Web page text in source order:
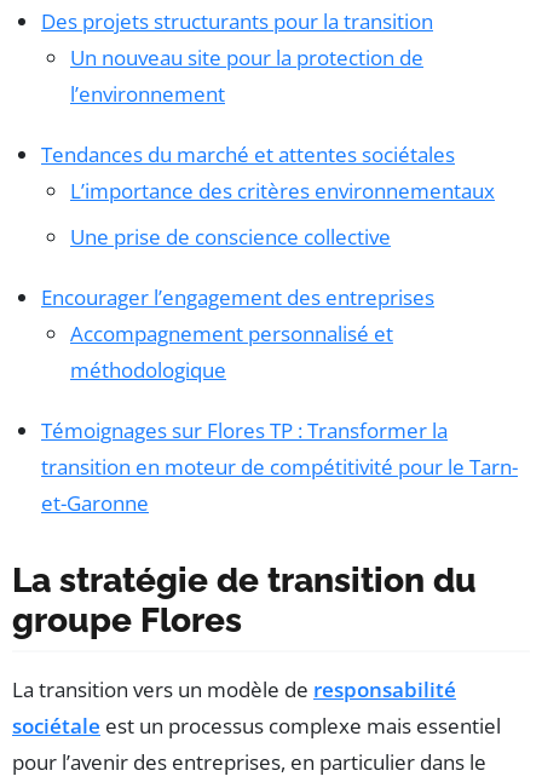
Des projets structurants pour la transition
Un nouveau site pour la protection de
l’environnement
Tendances du marché et attentes sociétales
L’importance des critères environnementaux
Une prise de conscience collective
Encourager l’engagement des entreprises
Accompagnement personnalisé et
méthodologique
Témoignages sur Flores TP : Transformer la
transition en moteur de compétitivité pour le Tarn-
et-Garonne
La stratégie de transition du
groupe Flores
La transition vers un modèle de responsabilité
sociétale est un processus complexe mais essentiel
pour l’avenir des entreprises, en particulier dans le